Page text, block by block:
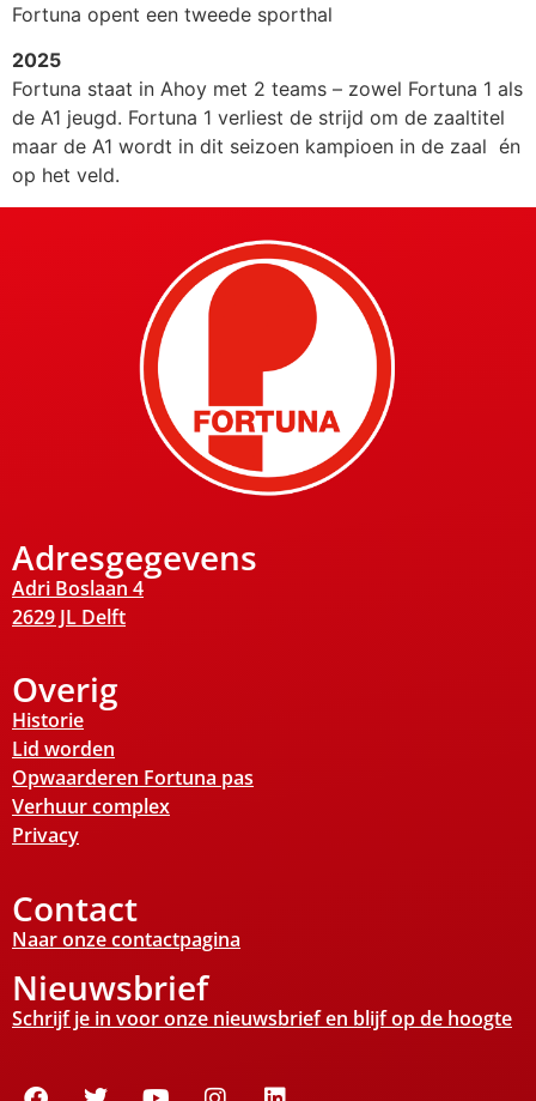
Fortuna opent een tweede sporthal
2025
Fortuna staat in Ahoy met 2 teams – zowel Fortuna 1 als
de A1 jeugd. Fortuna 1 verliest de strijd om de zaaltitel
maar de A1 wordt in dit seizoen kampioen in de zaal én
op het veld.
Adresgegevens
Adri Boslaan 4
2629 JL Delft
Overig
Historie
Lid worden
Opwaarderen Fortuna pas
Verhuur complex
Privacy
Contact
Naar onze contactpagina
Nieuwsbrief
Schrijf je in voor onze nieuwsbrief en blijf op de hoogte